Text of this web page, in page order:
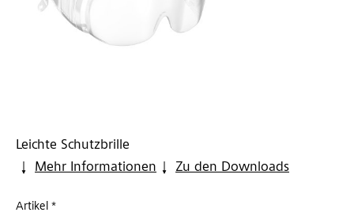
Leichte Schutzbrille
Mehr Informationen
Zu den Downloads
Artikel *